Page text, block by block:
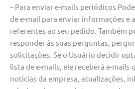
– Para enviar e-mails periódicos
de e-mail para enviar informações e
referentes ao seu pedido. Também
responder às suas perguntas,
solicitações. Se o Usuário decidir
lista de e-mails, ele receberá e-mails
notícias da empresa, atualizações,